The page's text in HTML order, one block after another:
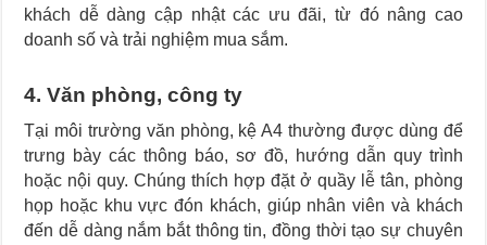
khách dễ dàng cập nhật các ưu đãi, từ đó nâng cao
doanh số và trải nghiệm mua sắm.
4. Văn phòng, công ty
Tại môi trường văn phòng, kệ A4 thường được dùng để
trưng bày các thông báo, sơ đồ, hướng dẫn quy trình
hoặc nội quy. Chúng thích hợp đặt ở quầy lễ tân, phòng
họp hoặc khu vực đón khách, giúp nhân viên và khách
đến dễ dàng nắm bắt thông tin, đồng thời tạo sự chuyên